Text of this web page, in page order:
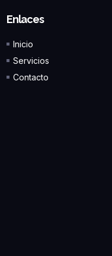
Enlaces
Inicio
Servicios
Contacto